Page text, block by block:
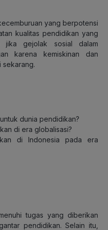
yang berpotensi
kualitas pendidikan yang
jika gejolak sosial dalam
karena kemiskinan dan
sekarang.
dunia pendidikan?
di era globalisasi?
di Indonesia pada era
tugas yang diberikan
pendidikan. Selain itu,